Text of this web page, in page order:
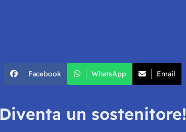
Facebook WhatsApp Email
Diventa un sostenitore!